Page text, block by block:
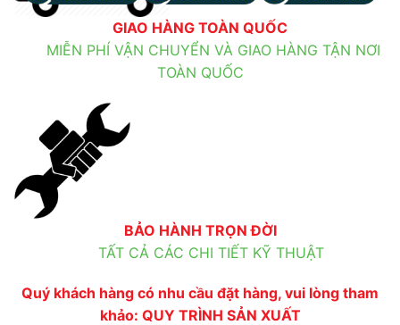
GIAO HÀNG TOÀN QUỐC
MIỄN PHÍ VẬN CHUYỂN VÀ GIAO HÀNG TẬN NƠI
TOÀN QUỐC
BẢO HÀNH TRỌN ĐỜI
TẤT CẢ CÁC CHI TIẾT KỸ THUẬT
Quý khách hàng có nhu cầu đặt hàng, vui lòng tham
khảo: QUY TRÌNH SẢN XUẤT